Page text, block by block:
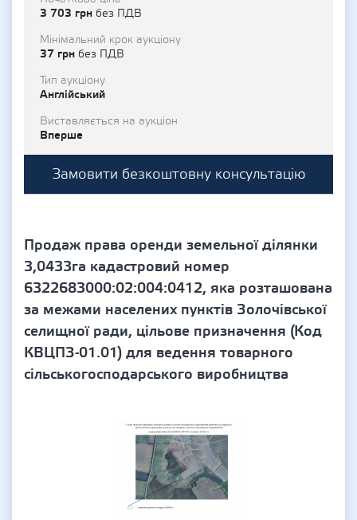
3 703 грн без ПДВ
Мінімальний крок аукціону
37 грн без ПДВ
Тип аукціону
Англійський
Виставляється на аукціон
Вперше
Замовити безкоштовну консультацію
Продаж права оренди земельної ділянки
3,0433га кадастровий номер
6322683000:02:004:0412, яка розташована
за межами населених пунктів Золочівської
селищної ради, цільове призначення (Код
КВЦПЗ-01.01) для ведення товарного
сільськогосподарського виробництва